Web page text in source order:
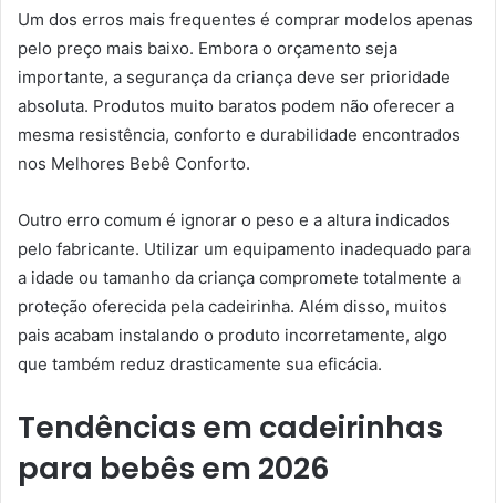
Um dos erros mais frequentes é comprar modelos apenas
pelo preço mais baixo. Embora o orçamento seja
importante, a segurança da criança deve ser prioridade
absoluta. Produtos muito baratos podem não oferecer a
mesma resistência, conforto e durabilidade encontrados
nos Melhores Bebê Conforto.
Outro erro comum é ignorar o peso e a altura indicados
pelo fabricante. Utilizar um equipamento inadequado para
a idade ou tamanho da criança compromete totalmente a
proteção oferecida pela cadeirinha. Além disso, muitos
pais acabam instalando o produto incorretamente, algo
que também reduz drasticamente sua eficácia.
Tendências em cadeirinhas
para bebês em 2026